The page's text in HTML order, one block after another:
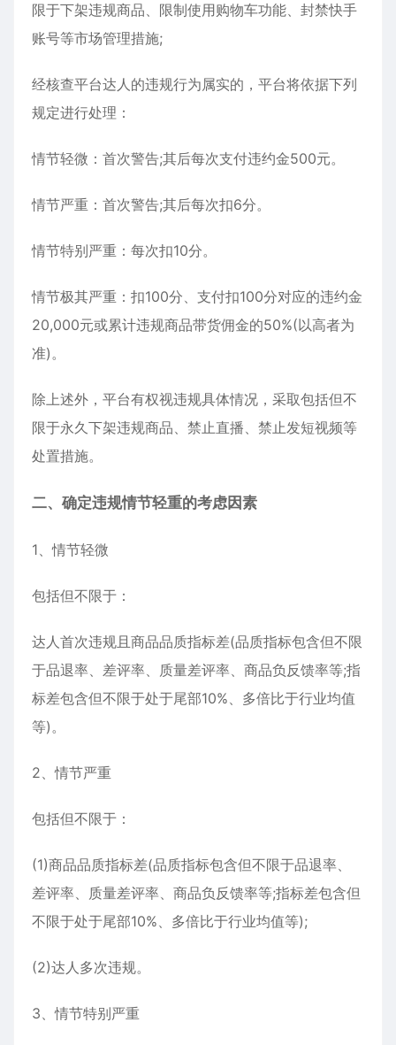
限于下架违规商品、限制使用购物车功能、封禁快手
账号等市场管理措施;
经核查平台达人的违规行为属实的，平台将依据下列
规定进行处理：
情节轻微：首次警告;其后每次支付违约金500元。
情节严重：首次警告;其后每次扣6分。
情节特别严重：每次扣10分。
情节极其严重：扣100分、支付扣100分对应的违约金
20,000元或累计违规商品带货佣金的50%(以高者为
准)。
除上述外，平台有权视违规具体情况，采取包括但不
限于永久下架违规商品、禁止直播、禁止发短视频等
处置措施。
二、确定违规情节轻重的考虑因素
1、情节轻微
包括但不限于：
达人首次违规且商品品质指标差(品质指标包含但不限
于品退率、差评率、质量差评率、商品负反馈率等;指
标差包含但不限于处于尾部10%、多倍比于行业均值
等)。
2、情节严重
包括但不限于：
(1)商品品质指标差(品质指标包含但不限于品退率、
差评率、质量差评率、商品负反馈率等;指标差包含但
不限于处于尾部10%、多倍比于行业均值等);
(2)达人多次违规。
3、情节特别严重